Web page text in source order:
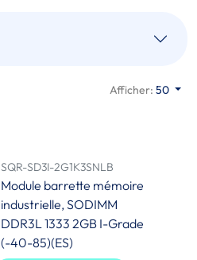
Afficher:50
SQR-SD3I-2G1K3SNLB
Module barrette mémoire
industrielle, SODIMM
DDR3L 1333 2GB I-Grade
(-40-85)(ES)